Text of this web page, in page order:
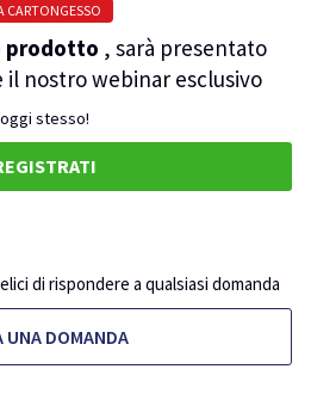
CARTONGESSO
prodotto , sarà presentato
il nostro webinar esclusivo
stesso!
di rispondere a qualsiasi domanda
UNA DOMANDA